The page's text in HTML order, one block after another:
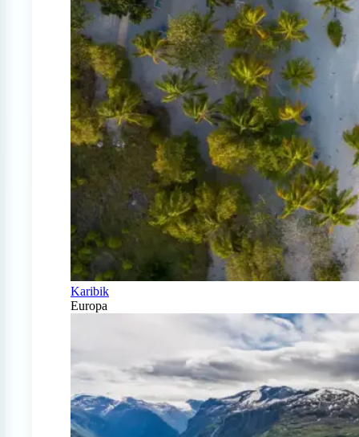
Karibik
Europa